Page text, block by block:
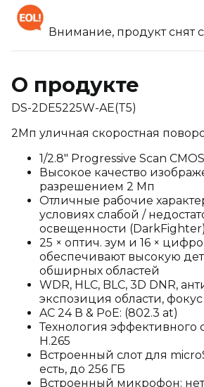
Внимание, продукт снят
О продукте
DS-2DE5225W-AE(T5)
2Мп уличная скоростная
1/2.8″ Progressive Scan CMOS
Высокое качество
разрешением 2 Мп
Отличные рабочие
условиях слабой /
освещенности (DarkFighter)
25 × оптич. зум и 16 ×
обеспечивают высокую
обширных областей
WDR, HLC, BLC, 3D DNR,
экспозиция области, фокус
AC 24 В & PoE: (802.3 at)
Технология эффективного
H.265
Встроенный слот для
есть, до 256 ГБ
Встроенный микрофон: нет